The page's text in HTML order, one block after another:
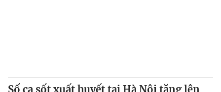
Số ca sốt xuất huyết tại Hà Nội tăng lên